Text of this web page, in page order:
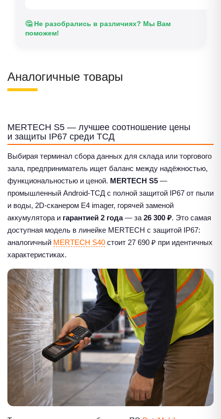
🤔 Не разобрались в различиях? Мы Вам
поможем!
Аналогичные товары
MERTECH S5 — лучшее соотношение цены
и защиты IP67 среди ТСД
Выбирая терминал сбора данных для склада или торгового
зала, предприниматель ищет баланс между надёжностью,
функциональностью и ценой. MERTECH S5 —
промышленный Android-ТСД с полной защитой IP67 от пыли
и воды, 2D-сканером E4 imager, горячей заменой
аккумулятора и гарантией 2 года— за 26 300 ₽. Это самая
доступная модель в линейке MERTECH с защитой IP67:
аналогичный MERTECH S40 стоит 27 690 ₽ при идентичных
характеристиках.